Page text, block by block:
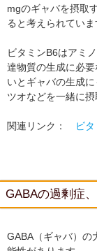
mgのギャバを摂取
ると考えられていま
ビタミンB6はアミ
達物質の生成に必
いとギャバの生成
ツオなどを一緒に摂
関連リンク： ビ
GABAの過剰症
GABA（ギャバ）の